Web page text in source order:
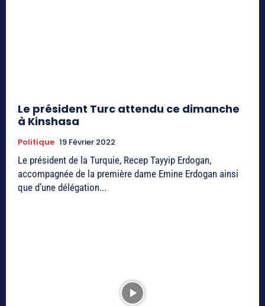
Le président Turc attendu ce dimanche
à Kinshasa
Politique 19 Février 2022
Le président de la Turquie, Recep Tayyip Erdogan,
accompagnée de la première dame Emine Erdogan ainsi
que d’une délégation...